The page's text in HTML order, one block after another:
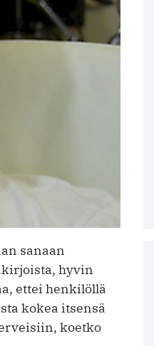
sanaan
hyvin
ettei henkilöllä
kokea itsensä
koetko